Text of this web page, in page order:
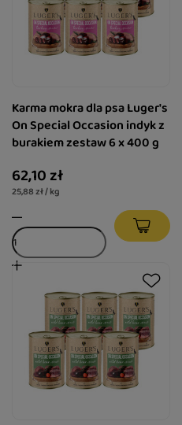
Karma mokra dla psa Luger's
On Special Occasion indyk z
burakiem zestaw 6 x 400 g
62,10 zł
25,88 zł / kg